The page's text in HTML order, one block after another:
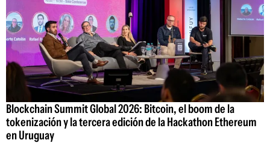
Blockchain Summit Global 2026: Bitcoin, el boom de la
tokenización y la tercera edición de la Hackathon Ethereum
en Uruguay